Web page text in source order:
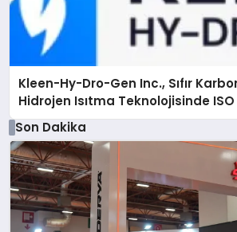
Kleen-Hy-Dro-Gen Inc., Sıfır
Hidrojen Isıtma Teknolojisinde ISO
Düzenleyici Onaylarını Aldı
Son Dakika